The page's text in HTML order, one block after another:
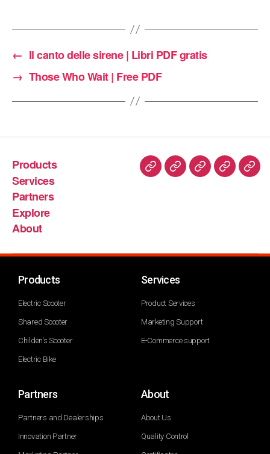
← Il canto delle sirene | Libri PDF gratis
→ Those Who Wait | Free PDF
Products
Services
Partners
Explore
About
Products
Electric Scooter
Shared Scooter
Childen's Scooter
Electric Bike
Services
Product Services
Marketing Support
E-Commerce support
Partners
Partners and Dealerships
Innovation Partner
About
About Us
Quality Control